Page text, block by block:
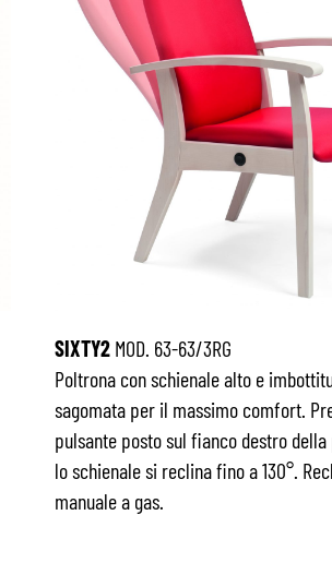
SIXTY2MOD. 63-63/3RG
Poltrona con schienale alto e
sagomata per il massimo comfort.
pulsante posto sul fianco destro
lo schienale si reclina fino a 130°.
manuale a gas.